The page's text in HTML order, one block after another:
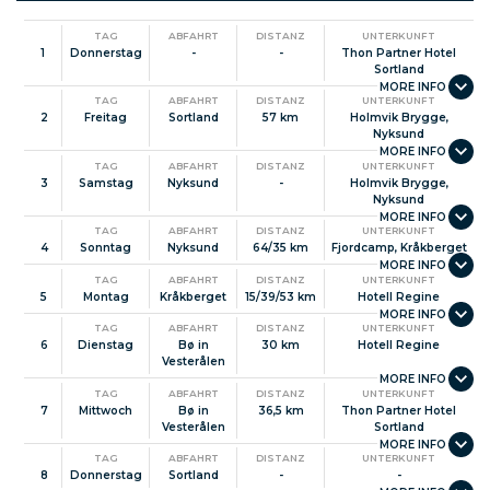
Praktische Informationen
Norwegenfakten
1
TAG
Donnerstag
ABFAHRT
-
DISTANZ
-
UNTERKUNFT
Thon Partner Hotel
Sortland
2
TAG
Freitag
ABFAHRT
Sortland
DISTANZ
57 km
UNTERKUNFT
Holmvik Brygge,
Nyksund
3
TAG
Samstag
ABFAHRT
Nyksund
DISTANZ
-
UNTERKUNFT
Holmvik Brygge,
Nyksund
4
TAG
Sonntag
ABFAHRT
Nyksund
DISTANZ
64/35 km
UNTERKUNFT
Fjordcamp, Kråkberget
5
TAG
Montag
ABFAHRT
Kråkberget
DISTANZ
15/39/53 km
UNTERKUNFT
Hotell Regine
6
TAG
Dienstag
ABFAHRT
Bø in
Vesterålen
DISTANZ
30 km
UNTERKUNFT
Hotell Regine
7
TAG
Mittwoch
ABFAHRT
Bø in
Vesterålen
DISTANZ
36,5 km
UNTERKUNFT
Thon Partner Hotel
Sortland
8
TAG
Donnerstag
ABFAHRT
Sortland
DISTANZ
-
UNTERKUNFT
-